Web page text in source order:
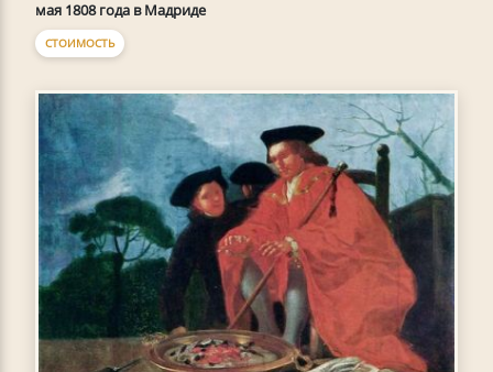
мая 1808 года в Мадриде
СТОИМОСТЬ